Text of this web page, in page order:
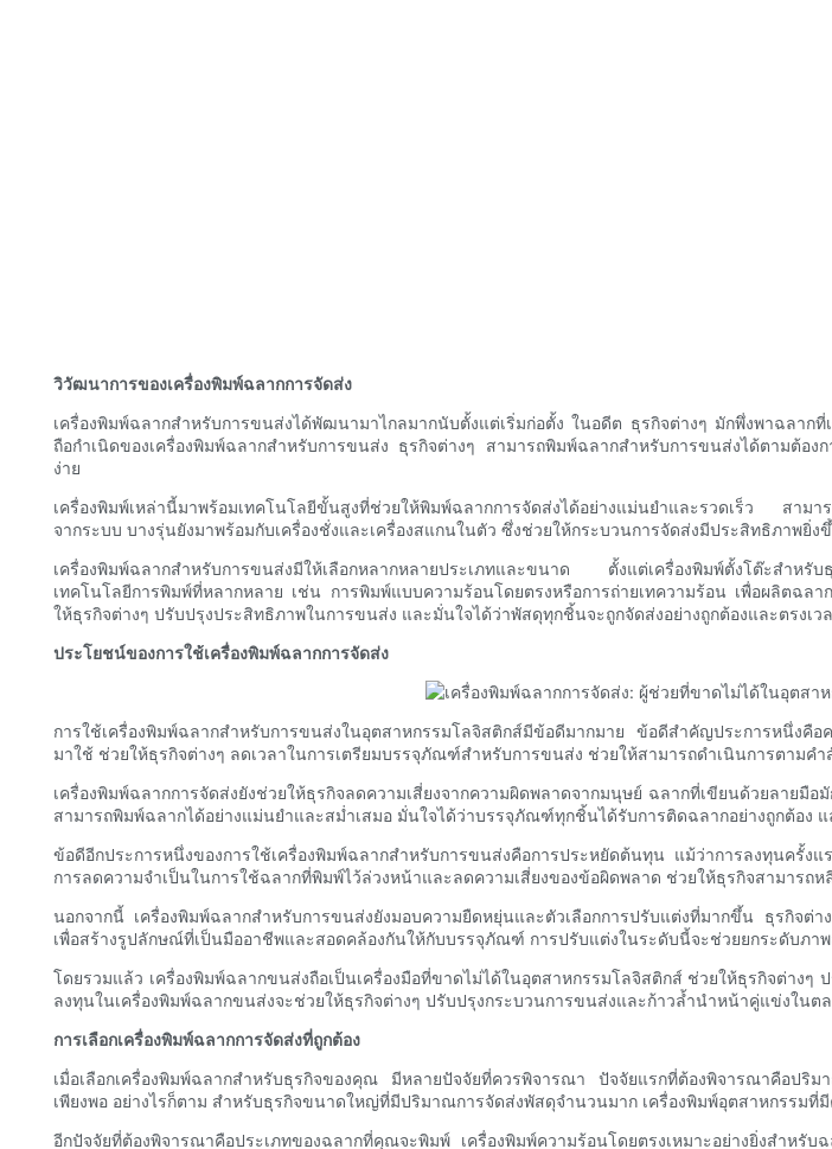
วิวัฒนาการของเครื่องพิมพ์ฉลากการจัดส่ง
เครื่องพิมพ์ฉลากสำหรับการขนส่งได้พัฒนามาไกลมากนับตั้งแต่เริ่มก่อตั้ง ในอดีต ธุรกิจต่างๆ มักพึ่งพาฉลา
ถือกำเนิดของเครื่องพิมพ์ฉลากสำหรับการขนส่ง ธุรกิจต่างๆ สามารถพิมพ์ฉลากสำหรับการขนส่งได้ตามต้
ง่าย
เครื่องพิมพ์เหล่านี้มาพร้อมเทคโนโลยีขั้นสูงที่ช่วยให้พิมพ์ฉลากการจัดส่งได้อย่างแม่นยำและรวดเร็ว สามา
จากระบบ บางรุ่นยังมาพร้อมกับเครื่องชั่งและเครื่องสแกนในตัว ซึ่งช่วยให้กระบวนการจัดส่งมีประสิทธิภาพยิ่ง
เครื่องพิมพ์ฉลากสำหรับการขนส่งมีให้เลือกหลากหลายประเภทและขนาด ตั้งแต่เครื่องพิมพ์ตั้งโต๊ะสำห
เทคโนโลยีการพิมพ์ที่หลากหลาย เช่น การพิมพ์แบบความร้อนโดยตรงหรือการถ่ายเทความร้อน เพื่อผลิตฉ
ให้ธุรกิจต่างๆ ปรับปรุงประสิทธิภาพในการขนส่ง และมั่นใจได้ว่าพัสดุทุกชิ้นจะถูกจัดส่งอย่างถูกต้องและตรงเว
ประโยชน์ของการใช้เครื่องพิมพ์ฉลากการจัดส่ง
การใช้เครื่องพิมพ์ฉลากสำหรับการขนส่งในอุตสาหกรรมโลจิสติกส์มีข้อดีมากมาย ข้อดีสำคัญประการหนึ่งคื
มาใช้ ช่วยให้ธุรกิจต่างๆ ลดเวลาในการเตรียมบรรจุภัณฑ์สำหรับการขนส่ง ช่วยให้สามารถดำเนินการตามค
เครื่องพิมพ์ฉลากการจัดส่งยังช่วยให้ธุรกิจลดความเสี่ยงจากความผิดพลาดจากมนุษย์ ฉลากที่เขียนด้วยลายมื
สามารถพิมพ์ฉลากได้อย่างแม่นยำและสม่ำเสมอ มั่นใจได้ว่าบรรจุภัณฑ์ทุกชิ้นได้รับการติดฉลากอย่างถูกต้อง
ข้อดีอีกประการหนึ่งของการใช้เครื่องพิมพ์ฉลากสำหรับการขนส่งคือการประหยัดต้นทุน แม้ว่าการลงทุนครั้
การลดความจำเป็นในการใช้ฉลากที่พิมพ์ไว้ล่วงหน้าและลดความเสี่ยงของข้อผิดพลาด ช่วยให้ธุรกิจสามาร
นอกจากนี้ เครื่องพิมพ์ฉลากสำหรับการขนส่งยังมอบความยืดหยุ่นและตัวเลือกการปรับแต่งที่มากขึ้น ธุรกิจต่
เพื่อสร้างรูปลักษณ์ที่เป็นมืออาชีพและสอดคล้องกันให้กับบรรจุภัณฑ์ การปรับแต่งในระดับนี้จะช่วยยกระดับภ
โดยรวมแล้ว เครื่องพิมพ์ฉลากขนส่งถือเป็นเครื่องมือที่ขาดไม่ได้ในอุตสาหกรรมโลจิสติกส์ ช่วยให้ธุรกิจต่า
ลงทุนในเครื่องพิมพ์ฉลากขนส่งจะช่วยให้ธุรกิจต่างๆ ปรับปรุงกระบวนการขนส่งและก้าวล้ำนำหน้าคู่แข่งในต
การเลือกเครื่องพิมพ์ฉลากการจัดส่งที่ถูกต้อง
เมื่อเลือกเครื่องพิมพ์ฉลากสำหรับธุรกิจของคุณ มีหลายปัจจัยที่ควรพิจารณา ปัจจัยแรกที่ต้องพิจารณาคือป
เพียงพอ อย่างไรก็ตาม สำหรับธุรกิจขนาดใหญ่ที่มีปริมาณการจัดส่งพัสดุจำนวนมาก เครื่องพิมพ์อุตสาหกรรมที่มี
อีกปัจจัยที่ต้องพิจารณาคือประเภทของฉลากที่คุณจะพิมพ์ เครื่องพิมพ์ความร้อนโดยตรงเหมาะอย่างยิ่งสำห